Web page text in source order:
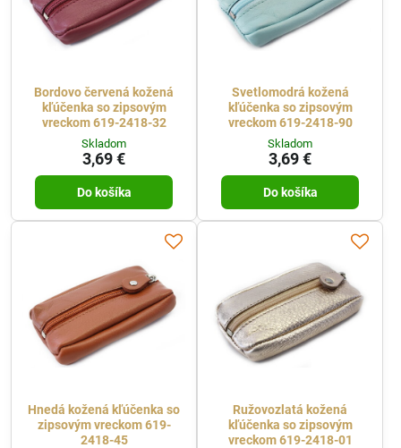
Bordovo červená kožená
kľúčenka so zipsovým
vreckom 619-2418-32
Skladom
3,69 €
Do košíka
Svetlomodrá kožená
kľúčenka so zipsovým
vreckom 619-2418-90
Skladom
3,69 €
Do košíka
Hnedá kožená kľúčenka so
zipsovým vreckom 619-
2418-45
Ružovozlatá kožená
kľúčenka so zipsovým
vreckom 619-2418-01